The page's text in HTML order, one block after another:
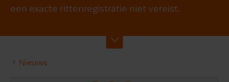
een exacte rittenregistratie niet vereist.
Nieuws